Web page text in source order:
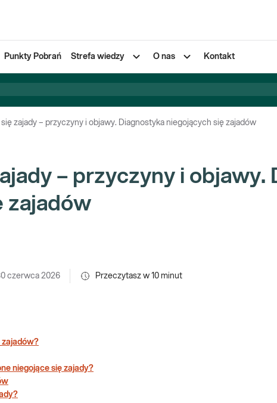
Punkty Pobrań Strefa wiedzy O nas Kontakt
zajady – przyczyny i objawy. Diagnostyka niegojących się zajadów
– przyczyny i objawy.
zajadów
czerwca 2026 Przeczytasz w 10 minut
zajadów?
niegojące się zajady?